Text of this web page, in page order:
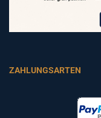
ZAHLUNGSARTEN